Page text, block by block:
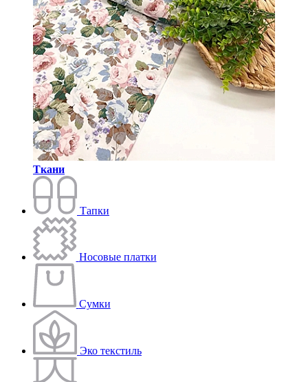
Ткани
Тапки
Носовые платки
Сумки
Эко текстиль